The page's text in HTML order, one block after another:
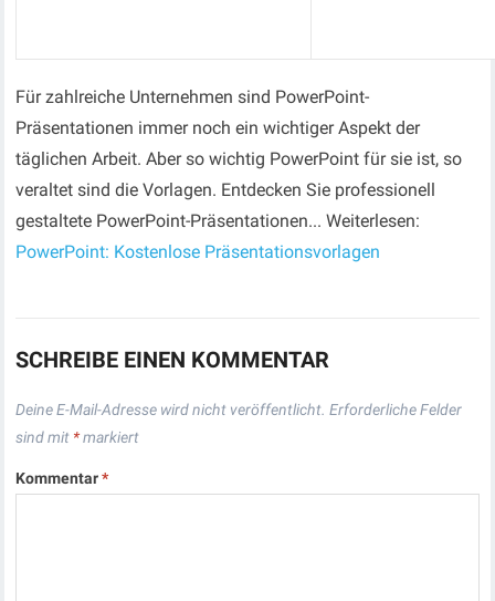
Für zahlreiche Unternehmen sind PowerPoint-
Präsentationen immer noch ein wichtiger Aspekt der
täglichen Arbeit. Aber so wichtig PowerPoint für sie ist, so
veraltet sind die Vorlagen. Entdecken Sie professionell
gestaltete PowerPoint-Präsentationen... Weiterlesen:
PowerPoint: Kostenlose Präsentationsvorlagen
SCHREIBE EINEN KOMMENTAR
Deine E-Mail-Adresse wird nicht veröffentlicht. Erforderliche Felder
sind mit *markiert
Kommentar*